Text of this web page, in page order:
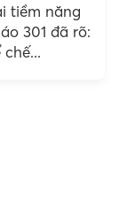
tiềm năng
301 đã rõ: